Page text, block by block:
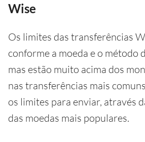
Wise
Os limites das transferências
conforme a moeda e o método
mas estão muito acima dos
nas transferências mais
os limites para enviar, através
das moedas mais populares.